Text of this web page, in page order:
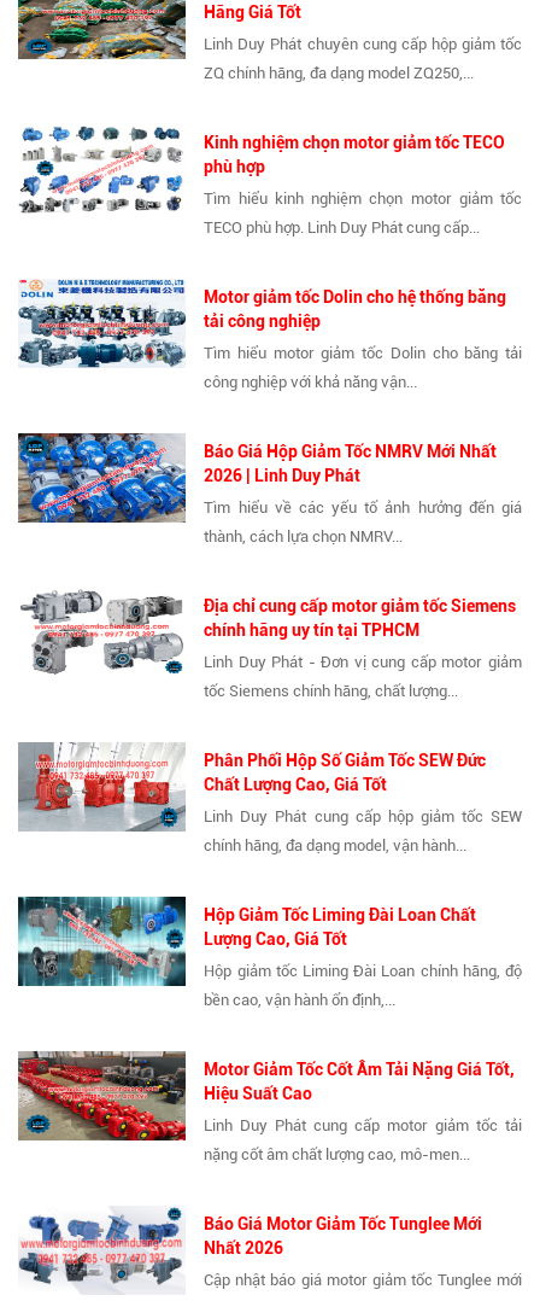
Hãng Giá Tốt
Linh Duy Phát chuyên cung cấp hộp giảm tốc
ZQ chính hãng, đa dạng model ZQ250,...
Kinh nghiệm chọn motor giảm tốc TECO
phù hợp
Tìm hiểu kinh nghiệm chọn motor giảm tốc
TECO phù hợp. Linh Duy Phát cung cấp...
Motor giảm tốc Dolin cho hệ thống băng
tải công nghiệp
Tìm hiểu motor giảm tốc Dolin cho băng tải
công nghiệp với khả năng vận...
Báo Giá Hộp Giảm Tốc NMRV Mới Nhất
2026 | Linh Duy Phát
Tìm hiểu về các yếu tố ảnh hưởng đến giá
thành, cách lựa chọn NMRV...
Địa chỉ cung cấp motor giảm tốc Siemens
chính hãng uy tín tại TPHCM
Linh Duy Phát - Đơn vị cung cấp motor giảm
tốc Siemens chính hãng, chất lượng...
Phân Phối Hộp Số Giảm Tốc SEW Đức
Chất Lượng Cao, Giá Tốt
Linh Duy Phát cung cấp hộp giảm tốc SEW
chính hãng, đa dạng model, vận hành...
Hộp Giảm Tốc Liming Đài Loan Chất
Lượng Cao, Giá Tốt
Hộp giảm tốc Liming Đài Loan chính hãng, độ
bền cao, vận hành ổn định,...
Motor Giảm Tốc Cốt Âm Tải Nặng Giá Tốt,
Hiệu Suất Cao
Linh Duy Phát cung cấp motor giảm tốc tải
nặng cốt âm chất lượng cao, mô-men...
Báo Giá Motor Giảm Tốc Tunglee Mới
Nhất 2026
Cập nhật báo giá motor giảm tốc Tunglee mới